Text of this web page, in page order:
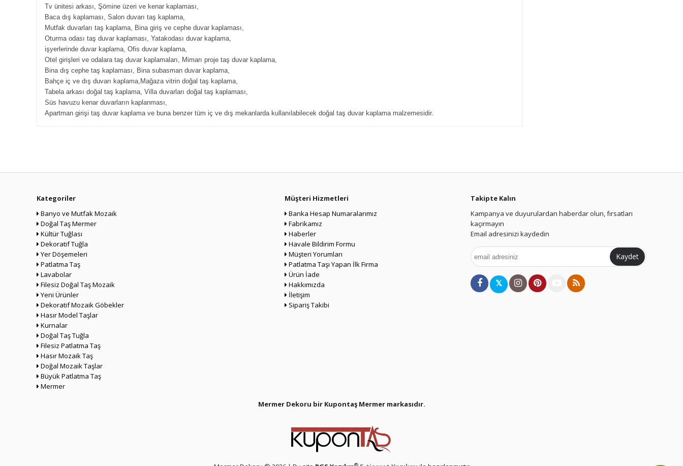
Tv ünitesi arkası, Şömine üzeri ve kenar kaplaması,
Baca dış kaplaması, Salon duvarı taş kaplama,
Mutfak duvarları taş kaplama, Bina giriş ve cephe duvar kaplaması,
Oturma odası taş duvar kaplaması, Yatakodası duvar kaplama,
işyerlerinde duvar kaplama, Ofis duvar kaplama,
Otel girişleri ve odalara taş duvar kaplamaları, Mimarı proje taş duvar kaplama,
Bina dış cephe taş kaplaması, Bina subasman duvar kaplama,
Bahçe iç ve dış duvarı kaplama,Mağaza vitrin doğal taş kaplama,
Tabela arkası doğal taş kaplama, Villa duvarları doğal taş kaplaması,
Süs havuzu kenar duvarların kaplanması,
Apartman girişi taş duvar kaplama ve buna benzer tüm iç ve dış mekanlarda kullanılabilecek doğal taş duvar kaplama malzemesidir.
Kategoriler
Banyo ve Mutfak Mozaik
Doğal Taş Mermer
Kültür Tuğlası
Dekoratif Tuğla
Yer Döşemeleri
Patlatma Taş
Lavabolar
Filesiz Doğal Taş Mozaik
Yeni Ürünler
Dekoratif Mozaik Göbekler
Hasır Model Taşlar
Kurnalar
Doğal Taş Tuğla
Filesiz Patlatma Taş
Hasır Mozaik Taş
Doğal Mozaik Taşlar
Büyük Patlatma Taş
Mermer
Müşteri Hizmetleri
Banka Hesap Numaralarımız
Fabrikamız
Haberler
Havale Bildirim Formu
Müşteri Yorumları
Patlatma Taşı Yapan İlk Firma
Ürün İade
Hakkımızda
İletişim
Sipariş Takibi
Takipte Kalın
Kampanya ve duyurulardan haberdar olun, fırsatları
kaçırmayın
Email adresinizi kaydedin
Kaydet
𝕏
Mermer Dekoru bir Kupontaş Mermermarkasıdır.